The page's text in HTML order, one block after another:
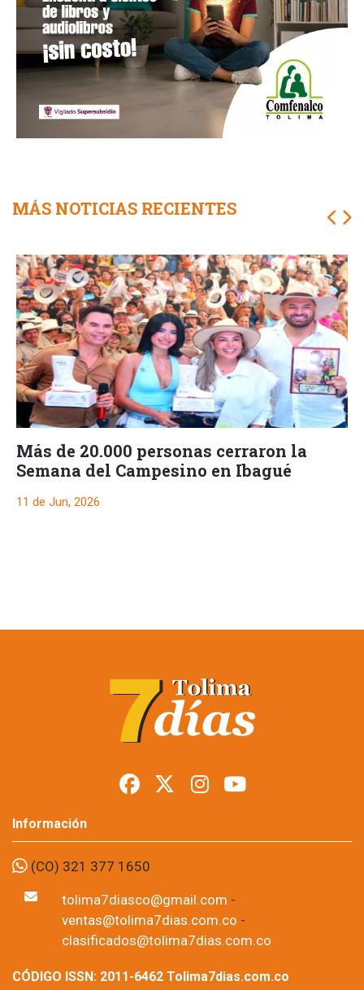
MÁS NOTICIAS RECIENTES
Más de 20.000 personas cerraron la
Semana del Campesino en Ibagué
11 de Jun, 2026
personas cerraron la
Semana del
Campesino en Ibagué
Foto: suministrada a Tolima7Días.
La Semana del Campesino 2026 concluyó en Ibagué con un
concierto de clausura que reunió a más de 20.000 asistentes,